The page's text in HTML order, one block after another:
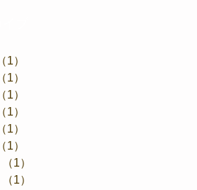
（1）
（1）
（1）
（1）
（1）
（1）
（1）
（1）